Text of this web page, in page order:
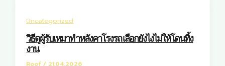
Uncategorized
วิธีดูผู้รับเหมาทำหลังคาโรงรถ เลือกยังไงไม่ให้โดนทิ้ง
งาน
Roof/ 21.04.2026